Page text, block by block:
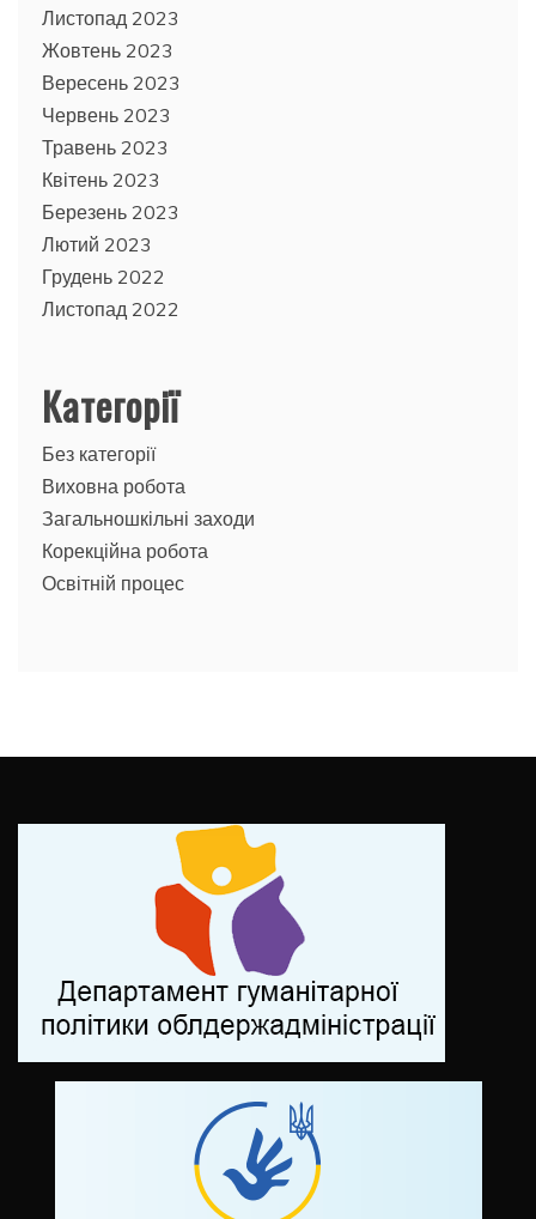
Листопад 2023
Жовтень 2023
Вересень 2023
Червень 2023
Травень 2023
Квітень 2023
Березень 2023
Лютий 2023
Грудень 2022
Листопад 2022
Категорії
Без категорії
Виховна робота
Загальношкільні заходи
Корекційна робота
Освітній процес